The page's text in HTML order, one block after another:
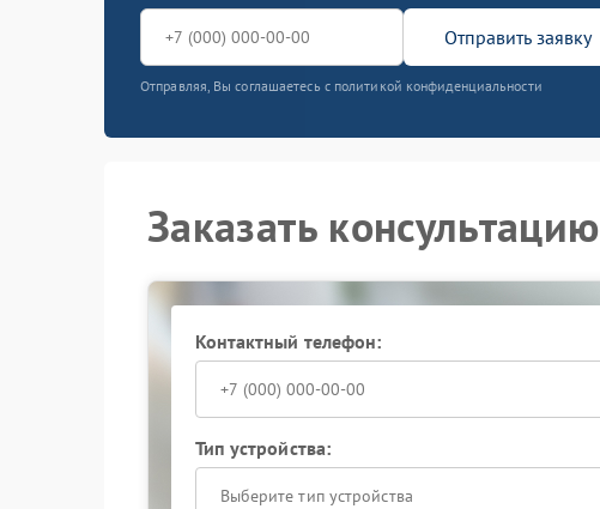
Отправить заявку
Отправляя, Вы соглашаетесь с политикой конфиденциальности
Заказать консультацию
Контактный телефон:
Тип устройства:
Выберите тип устройства